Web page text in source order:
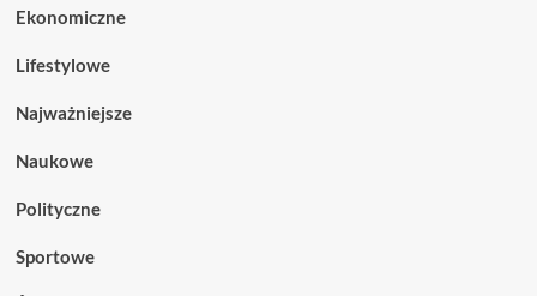
Ekonomiczne
Lifestylowe
Najważniejsze
Naukowe
Polityczne
Sportowe